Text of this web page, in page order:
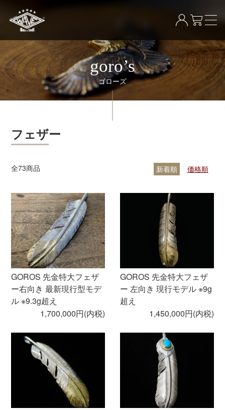
goro’s
ゴローズ
フェザー
全73商品 新着順 価格順
GOROS 先金特大フェザ
ー右向き 最新現行型モデ
ル ※9.3g超え
1,700,000円(内税)
GOROS 先金特大フェザ
ー 左向き 現行モデル ※9g
超え
1,450,000円(内税)